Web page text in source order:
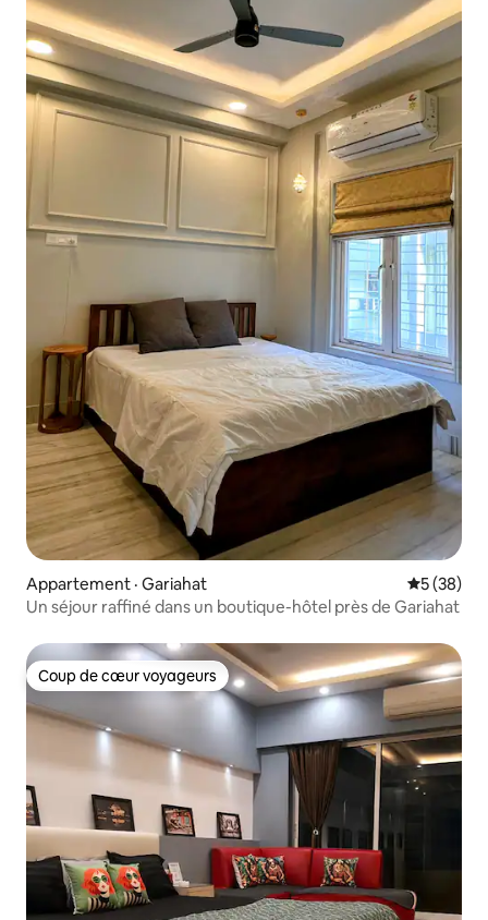
Appartement · Gariahat Note
5 (38)
Un séjour raffiné dans un boutique-hôtel près de Gariahat
Coup de cœur voyageurs
Coup de cœur voyageurs